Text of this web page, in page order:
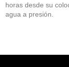
horas desde su
agua a presión.